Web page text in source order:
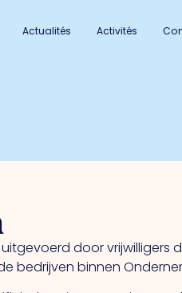
Actualités Activités
door vrijwilligers
bedrijven binnen